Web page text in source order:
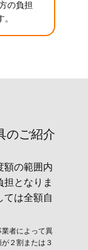
の負担
のご紹介
額の範囲内
となりま
ては全額自
者によって異
２割または３